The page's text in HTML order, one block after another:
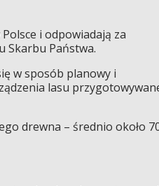
i odpowiadają za
Skarbu Państwa.
w sposób planowy i
lasu
drewna – średnio około